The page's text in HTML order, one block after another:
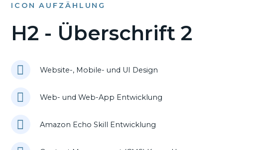
ICON AUFZÄHLUNG
H2 - Überschrift 2
Website-, Mobile- und UI Design
Web- und Web-App Entwicklung
Amazon Echo Skill Entwicklung